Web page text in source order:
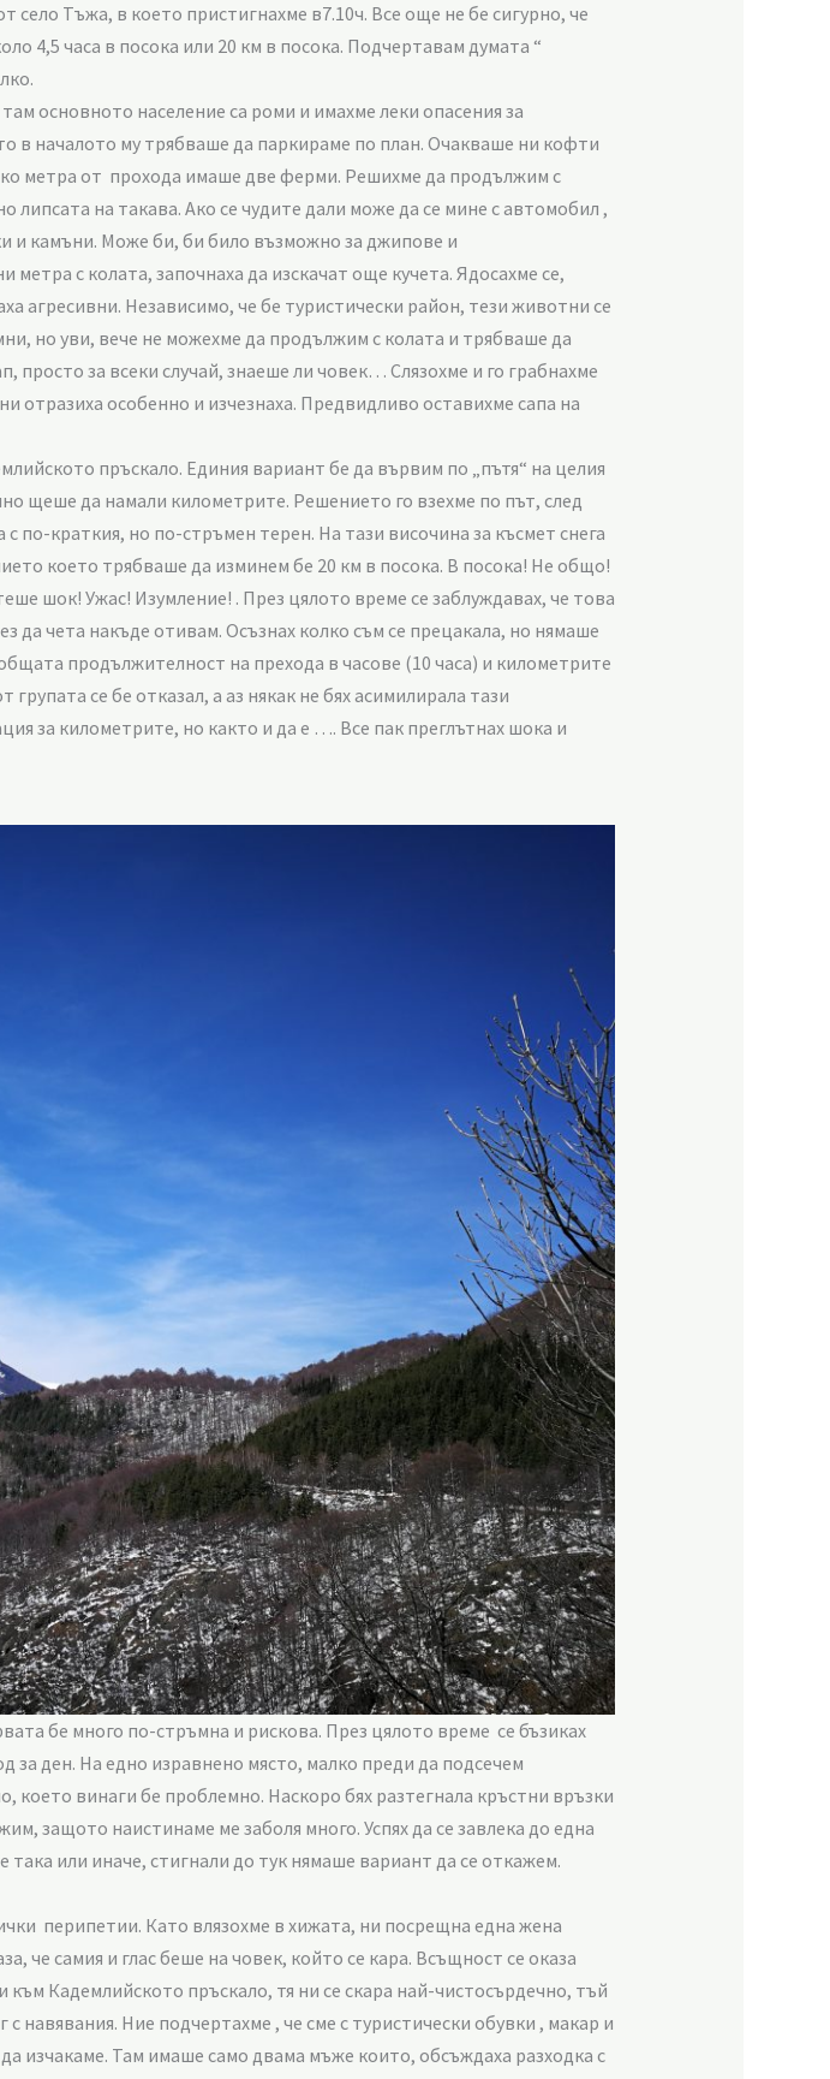
Тъжа, в което пристигнахме в7.10ч. Все още не бе сигурно, че
4,5 часа в посока или 20 км в посока. Подчертавам думата “
основното население са роми и имахме леки опасения за
в началото му трябваше да паркираме по план. Очакваше ни кофти
метра от прохода имаше две ферми. Решихме да продължим с
на такава. Ако се чудите дали може да се мине с автомобил ,
и камъни. Може би, би било възможно за джипове и
с колата, започнаха да изскачат още кучета. Ядосахме се,
агресивни. Независимо, че бе туристически район, тези животни се
но уви, вече не можехме да продължим с колата и трябваше да
просто за всеки случай, знаеше ли човек… Слязохме и го грабнахме
отразиха особенно и изчезнаха. Предвидливо оставихме сапа на
пръскало. Единия вариант бе да вървим по „пътя“ на целия
щеше да намали километрите. Решението го взехме по път, след
по-краткия, но по-стръмен терен. На тази височина за късмет снега
което трябваше да изминем бе 20 км в посока. В посока! Не общо!
шок! Ужас! Изумление! . През цялото време се заблуждавах, че това
да чета накъде отивам. Осъзнах колко съм се прецакала, но нямаше
продължителност на прехода в часове (10 часа) и километрите
се бе отказал, а аз някак не бях асимилирала тази
за километрите, но както и да е …. Все пак преглътнах шока и
бе много по-стръмна и рискова. През цялото време се бъзиках
за ден. На едно изравнено място, малко преди да подсечем
което винаги бе проблемно. Наскоро бях разтегнала кръстни връзки
защото наистинаме ме заболя много. Успях да се завлека до една
или иначе, стигнали до тук нямаше вариант да се откажем.
перипетии. Като влязохме в хижата, ни посрещна една жена
че самия и глас беше на човек, който се кара. Всъщност се оказа
Кадемлийското пръскало, тя ни се скара най-чистосърдечно, тъй
навявания. Ние подчертахме , че сме с туристически обувки , макар и
изчакаме. Там имаше само двама мъже които, обсъждаха разходка с